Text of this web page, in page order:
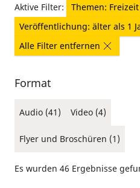
Aktive Filter: Themen: Freizeit
Veröffentlichung: älter als 1
Alle Filter entfernen
Format
Audio (41) Video (4)
Flyer und Broschüren (1)
Es wurden 46 Ergebnisse